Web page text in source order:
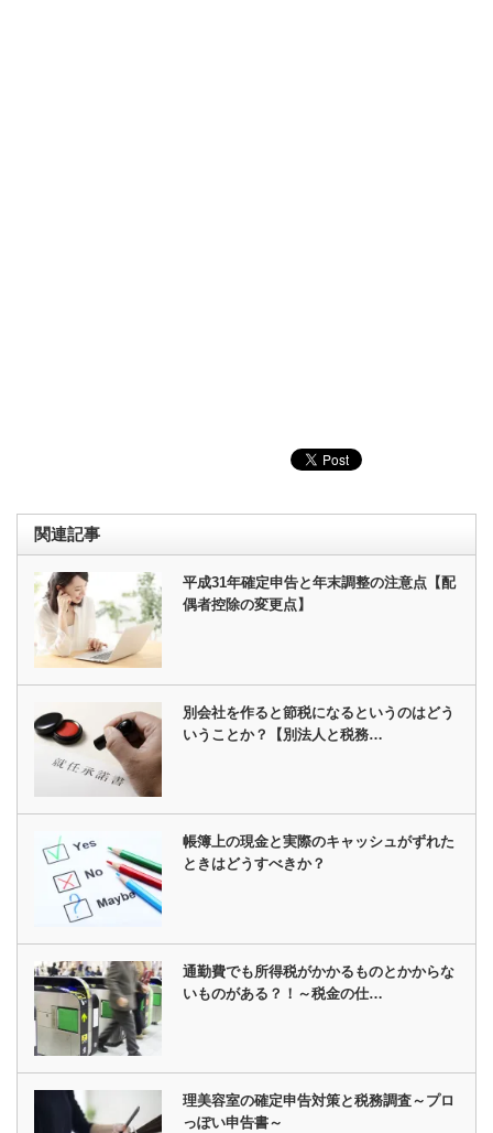
関連記事
平成31年確定申告と年末調整の注意点【配
偶者控除の変更点】
別会社を作ると節税になるというのはどう
いうことか？【別法人と税務…
帳簿上の現金と実際のキャッシュがずれた
ときはどうすべきか？
通勤費でも所得税がかかるものとかからな
いものがある？！～税金の仕…
理美容室の確定申告対策と税務調査～プロ
っぽい申告書～